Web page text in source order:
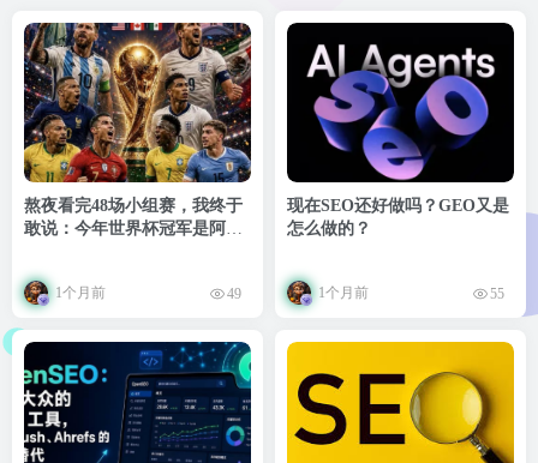
熬夜看完48场小组赛，我终于
敢说：今年世界杯冠军是阿根
1个月前 49
现在SEO还好做吗？GEO又是
怎么做的？
1个月前 55